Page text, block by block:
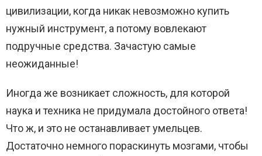
цивилизации, когда никак невозможно купить
нужный инструмент, а потому вовлекают
подручные средства. Зачастую самые
неожиданные!
Иногда же возникает сложность, для которой
наука и техника не придумала достойного ответа!
Что ж, и это не останавливает умельцев.
Достаточно немного пораскинуть мозгами, чтобы